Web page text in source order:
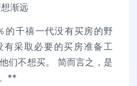
的千禧一代没有买房的野
有采取必要的买房准备工
们不想买。 简而言之，是
**